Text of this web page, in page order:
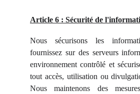
Article 6 : Sécurité de
Nous sécurisons les
fournissez sur des serveurs
environnement contrôlé et
tout accès, utilisation ou
Nous maintenons des